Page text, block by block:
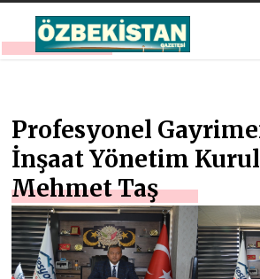
Profesyonel
İnşaat Yönetim
Mehmet Taş